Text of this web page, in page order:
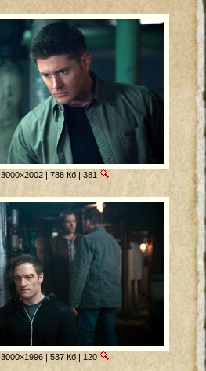
3000×2002 | 788 Кб | 381
3000×1996 | 537 Кб | 120